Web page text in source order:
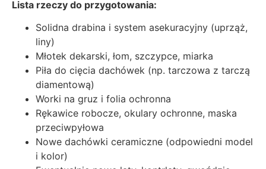
Lista rzeczy do przygotowania:
Solidna drabina i system asekuracyjny (uprząż,
liny)
Młotek dekarski, łom, szczypce, miarka
Piła do cięcia dachówek (np. tarczowa z tarczą
diamentową)
Worki na gruz i folia ochronna
Rękawice robocze, okulary ochronne, maska
przeciwpyłowa
Nowe dachówki ceramiczne (odpowiedni model
i kolor)